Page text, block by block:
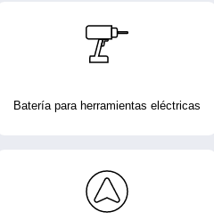
Batería para herramientas eléctricas